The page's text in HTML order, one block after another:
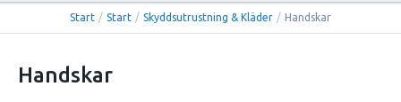
Start / Start / Skyddsutrustning & Kläder / Handskar
Handskar